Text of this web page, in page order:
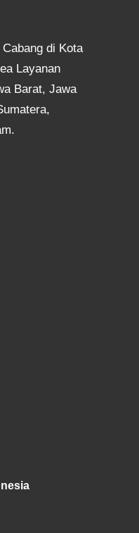
di Kota
Layanan
Barat, Jawa